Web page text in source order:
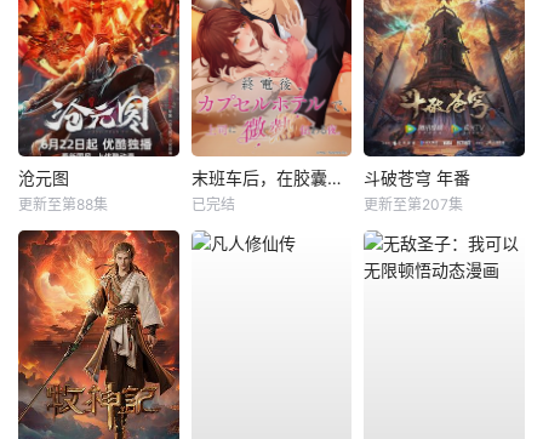
沧元图
更新至第88集
末班车后，在胶囊旅馆向上司传递微热的夜晚
已完结
斗破苍穹 年番
更新至第207集